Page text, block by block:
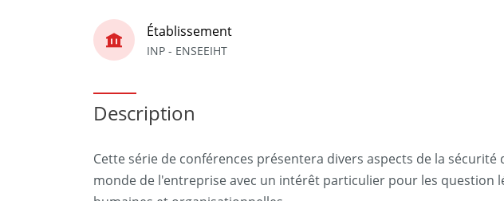
Établissement
INP - ENSEEIHT
Description
Cette série de conférences présentera divers aspects de la sécurité
monde de l'entreprise avec un intérêt particulier pour les question